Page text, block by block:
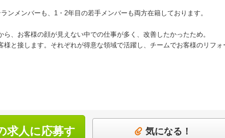
ンメンバーも、1・2年目の若手メンバーも両方在籍しております。
ら、お客様の顔が見えない中での仕事が多く、改善したかったため。
と接します。それぞれが得意な領域で活躍し、チームでお客様のリフォ
求人に応募す
気になる！